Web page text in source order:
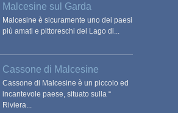
Malcesine sul Garda
Malcesine è sicuramente uno dei paesi
più amati e pittoreschi del Lago di...
Cassone di Malcesine
Cassone di Malcesine è un piccolo ed
incantevole paese, situato sulla “
Riviera...